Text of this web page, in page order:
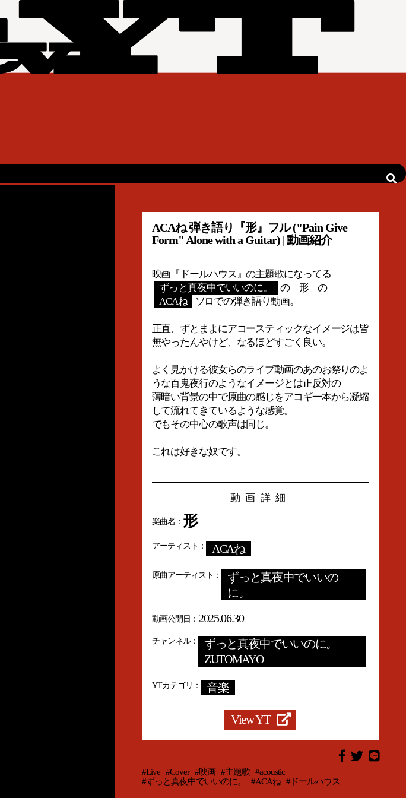
ACAね 弾き語り『形』フル ("Pain Give
Form" Alone with a Guitar) | 動画紹介
映画『ドールハウス』の主題歌になってる
ずっと真夜中でいいのに。
の「形」の
ACAね
ソロでの弾き語り動画。
正直、ずとまよにアコースティックなイメージは皆
無やったんやけど、なるほどすごく良い。
よく見かける彼女らのライブ動画のあのお祭りのよ
うな百鬼夜行のようなイメージとは正反対の
薄暗い背景の中で原曲の感じをアコギ一本から凝縮
して流れてきているような感覚。
でもその中心の歌声は同じ。
これは好きな奴です。
動画詳細
楽曲名 形
アーティスト ACAね
原曲アーティスト
ずっと真夜中でいいの
に。
動画公開日 2025.06.30
チャンネル
ずっと真夜中でいいのに。
ZUTOMAYO
YTカテゴリ 音楽
View YT
#Live #Cover #映画 #主題歌 #acoustic
#ずっと真夜中でいいのに。
#ACAね #ドールハウス